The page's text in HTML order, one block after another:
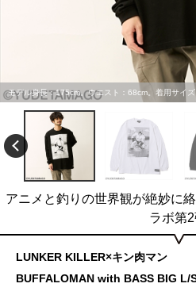
モデル身長：175cm。ウエスト：68cm。着用サイズ
アニメと釣りの世界観が絶妙に
ラボ第
LUNKER KILLER×キン肉マン
BUFFALOMAN with BASS BIG L/